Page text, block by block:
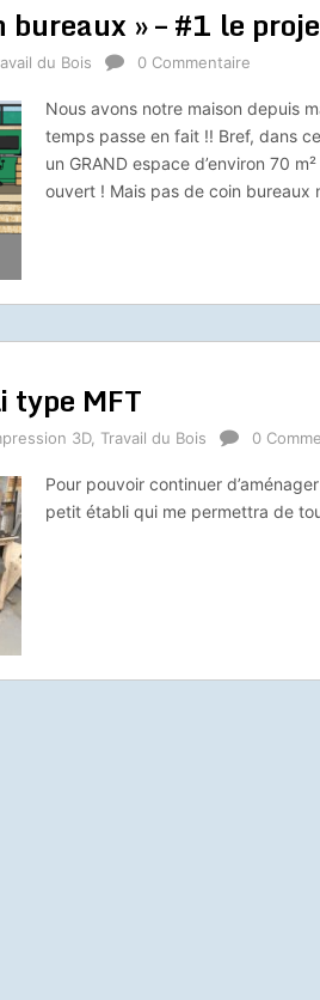
bureaux » – #1 le
du Bois 0 Commentaire
Nous avons notre maison depuis
temps passe en fait !! Bref, dans
un GRAND espace d’environ 70
ouvert ! Mais pas de coin bureaux
type MFT
3D, Travail du Bois 0
Pour pouvoir continuer
petit établi qui me permettra de